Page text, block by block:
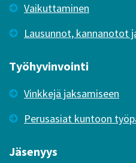
Vaikuttaminen
Lausunnot, kannanotot
Työhyvinvointi
Vinkkejä jaksamiseen
Perusasiat kuntoon
Jäsenyys